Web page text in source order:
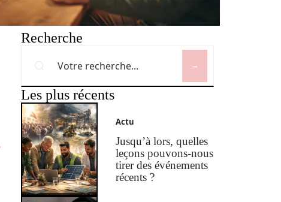
Recherche
Les plus récents
Actu
Jusqu’à lors, quelles
leçons pouvons-nous
tirer des événements
récents ?